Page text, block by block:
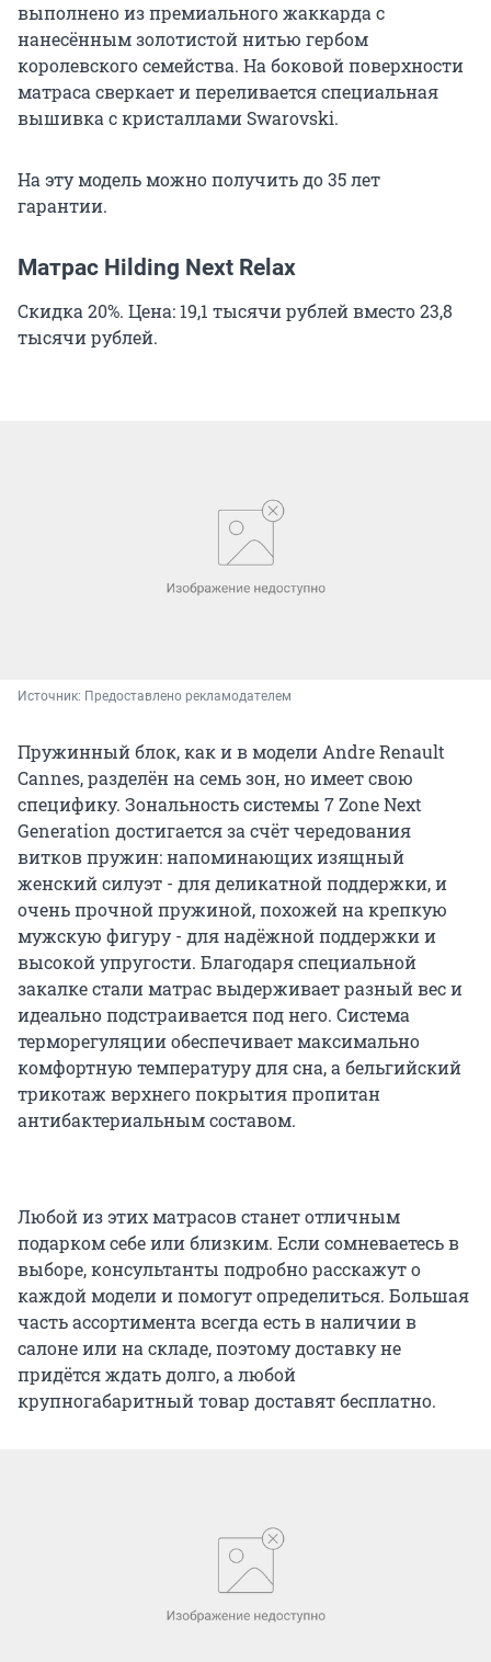
выполнено из премиального жаккарда с
нанесённым золотистой нитью гербом
королевского семейства. На боковой поверхности
матраса сверкает и переливается специальная
вышивка с кристаллами Swarovski.
На эту модель можно получить до 35 лет
гарантии.
Матрас Hilding Next Relaх
Скидка 20%. Цена: 19,1 тысячи рублей вместо 23,8
тысячи рублей.
Источник: Предоставлено рекламодателем
Пружинный блок, как и в модели Andre Renault
Cannes, разделён на семь зон, но имеет свою
специфику. Зональность системы 7 Zone Next
Generation достигается за счёт чередования
витков пружин: напоминающих изящный
женский силуэт - для деликатной поддержки, и
очень прочной пружиной, похожей на крепкую
мужскую фигуру - для надёжной поддержки и
высокой упругости. Благодаря специальной
закалке стали матрас выдерживает разный вес и
идеально подстраивается под него. Система
терморегуляции обеспечивает максимально
комфортную температуру для сна, а бельгийский
трикотаж верхнего покрытия пропитан
антибактериальным составом.
Любой из этих матрасов станет отличным
подарком себе или близким. Если сомневаетесь в
выборе, консультанты подробно расскажут о
каждой модели и помогут определиться. Большая
часть ассортимента всегда есть в наличии в
салоне или на складе, поэтому доставку не
придётся ждать долго, а любой
крупногабаритный товар доставят бесплатно.